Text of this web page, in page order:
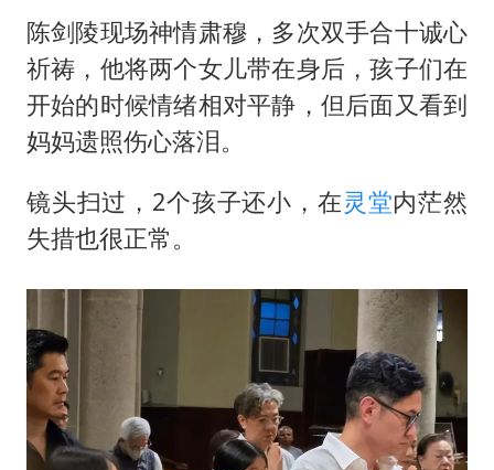
陈剑陵现场神情肃穆，多次双手合十诚心
祈祷，他将两个女儿带在身后，孩子们在
开始的时候情绪相对平静，但后面又看到
妈妈遗照伤心落泪。
镜头扫过，2个孩子还小，在灵堂内茫然
失措也很正常。